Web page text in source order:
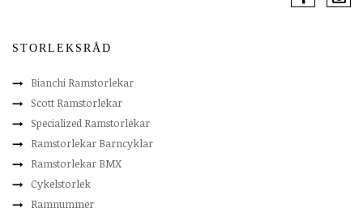
STORLEKSRÅD
Bianchi Ramstorlekar
Scott Ramstorlekar
Specialized Ramstorlekar
Ramstorlekar Barncyklar
Ramstorlekar BMX
Cykelstorlek
Ramnummer